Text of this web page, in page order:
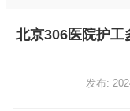
北京306医院护工
发布: